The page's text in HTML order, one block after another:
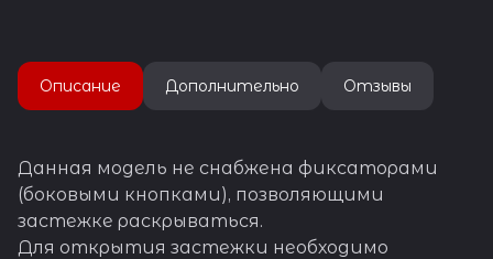
Описание Дополнительно Отзывы
Данная модель не снабжена фиксаторами
(боковыми кнопками), позволяющими
застежке раскрываться.
Для открытия застежки необходимо